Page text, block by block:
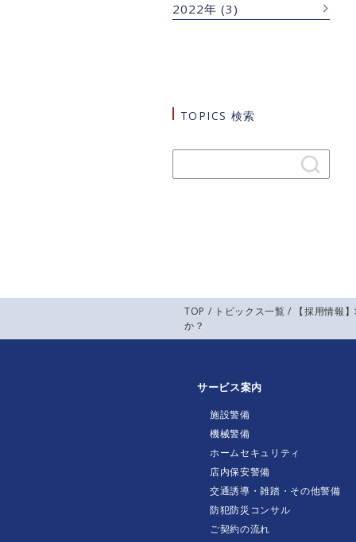
2022年 (3)
TOPICS 検索
TOP / トピックス一覧 / 【採用情報
か？
サービス案内
施設警備
機械警備
ホームセキュリティ
店内保安警備
交通誘導・雑踏・その他警備
防犯防災コンサル
ご契約の流れ